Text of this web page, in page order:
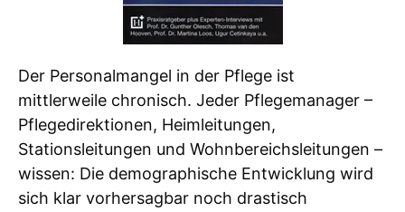
Der Personalmangel in der Pflege ist
mittlerweile chronisch. Jeder Pflegemanager –
Pflegedirektionen, Heimleitungen,
Stationsleitungen und Wohnbereichsleitungen –
wissen: Die demographische Entwicklung wird
sich klar vorhersagbar noch drastisch